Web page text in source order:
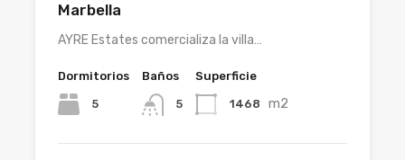
Marbella
AYRE Estates comercializa la villa…
Dormitorios
5
Baños
5
Superficie
1468 m2